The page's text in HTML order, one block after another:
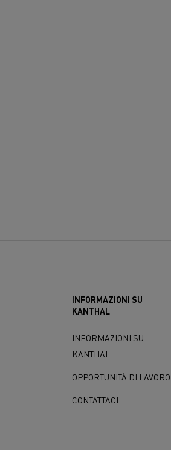
INFORMAZIONI SU
KANTHAL
INFORMAZIONI SU
KANTHAL
OPPORTUNITÀ DI LAVORO
CONTATTACI